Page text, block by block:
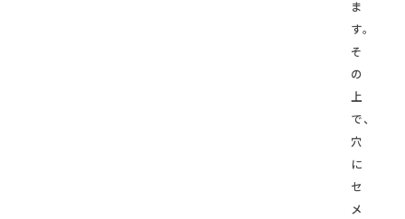
ま
す。
そ
の
上
で、
穴
に
セ
メ